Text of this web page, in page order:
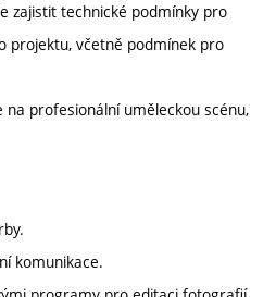
zajistit technické podmínky pro
projektu, včetně podmínek pro
profesionální uměleckou scénu,
komunikace.